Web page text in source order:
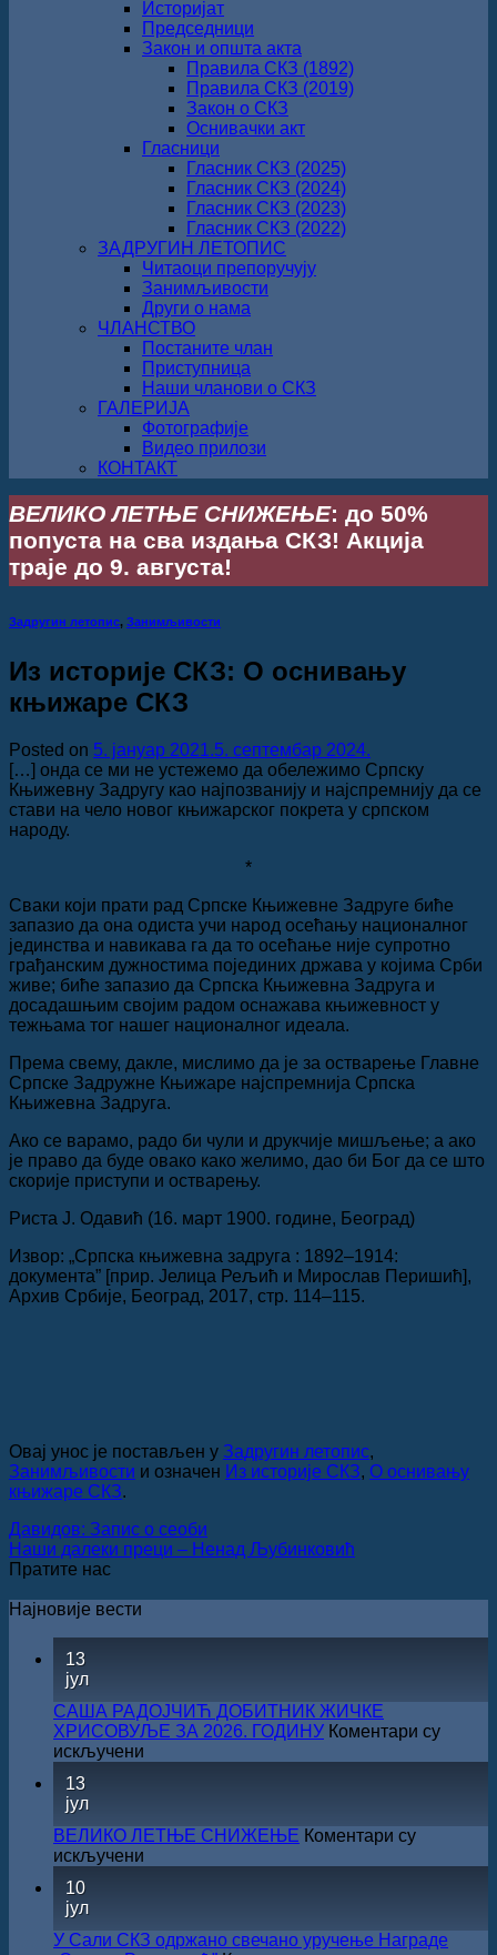
Историјат
Председници
Закон и општа акта
Правила СКЗ (1892)
Правила СКЗ (2019)
Закон о СКЗ
Оснивачки акт
Гласници
Гласник СКЗ (2025)
Гласник СКЗ (2024)
Гласник СКЗ (2023)
Гласник СКЗ (2022)
ЗАДРУГИН ЛЕТОПИС
Читаоци препоручују
Занимљивости
Други о нама
ЧЛАНСТВО
Постаните члан
Приступница
Наши чланови о СКЗ
ГАЛЕРИЈА
Фотографије
Видео прилози
КОНТАКТ
ВЕЛИКО ЛЕТЊЕ СНИЖЕЊЕ: до 50%
попуста на сва издања СКЗ! Акција
траје до 9. августа!
Задругин летопис, Занимљивости
Из историје СКЗ: О оснивању
књижаре СКЗ
Posted on 5. јануар 2021.5. септембар 2024.
[…] онда се ми не устежемо да обележимо Српску
Књижевну Задругу као најпозванију и најспремнију да се
стави на чело новог књижарског покрета у српском
народу.
*
Сваки који прати рад Српске Књижевне Задруге биће
запазио да она одиста учи народ осећању националног
јединства и навикава га да то осећање није супротно
грађанским дужностима појединих држава у којима Срби
живе; биће запазио да Српска Књижевна Задруга и
досадашњим својим радом оснажава књижевност у
тежњама тог нашег националног идеала.
Према свему, дакле, мислимо да је за остварење Главне
Српске Задружне Књижаре најспремнија Српска
Књижевна Задруга.
Ако се варамо, радо би чули и друкчије мишљење; а ако
је право да буде овако како желимо, дао би Бог да се што
скорије приступи и остварењу.
Риста Ј. Одавић (16. март 1900. године, Београд)
Извор: „Српска књижевна задруга : 1892–1914:
документа” [прир. Јелица Рељић и Мирослав Перишић],
Архив Србије, Београд, 2017, стр. 114–115.
Овај унос је постављен у Задругин летопис,
Занимљивости и означен Из историје СКЗ, О оснивању
књижаре СКЗ.
Давидов: Запис о сеоби
Наши далеки преци – Ненад Љубинковић
Пратите нас
Најновије вести
13
јул
САША РАДОЈЧИЋ ДОБИТНИК ЖИЧКЕ
ХРИСОВУЉЕ ЗА 2026. ГОДИНУ Коментари су
искључени
ЖИЧКЕ
ХРИСОВУЉЕ
ЗА
13
јул
ВЕЛИКО ЛЕТЊЕ СНИЖЕЊЕ Коментари су
искључени
10
јул
У Сали СКЗ одржано свечано уручење Награде